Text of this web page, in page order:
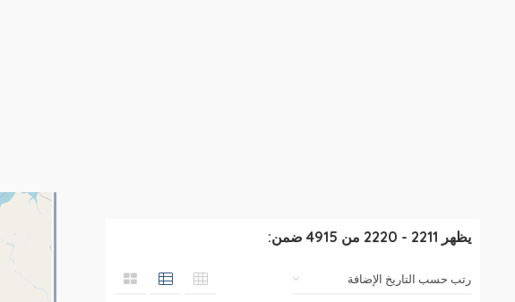
يظهر 2211
-
2220 من 4915 ضمن: